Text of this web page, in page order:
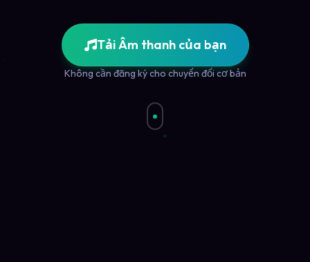
Tải Âm thanh của bạn
Không cần đăng ký cho chuyển đổi cơ bản